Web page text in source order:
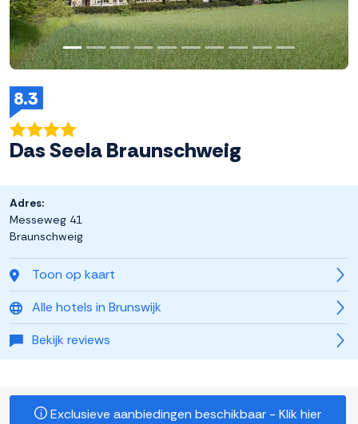
8.3
Das Seela Braunschweig
Toon op kaart
Alle hotels in Brunswijk
Bekijk reviews
Adres:
Messeweg 41
Braunschweig
Exclusieve aanbiedingen beschikbaar - Klik hier